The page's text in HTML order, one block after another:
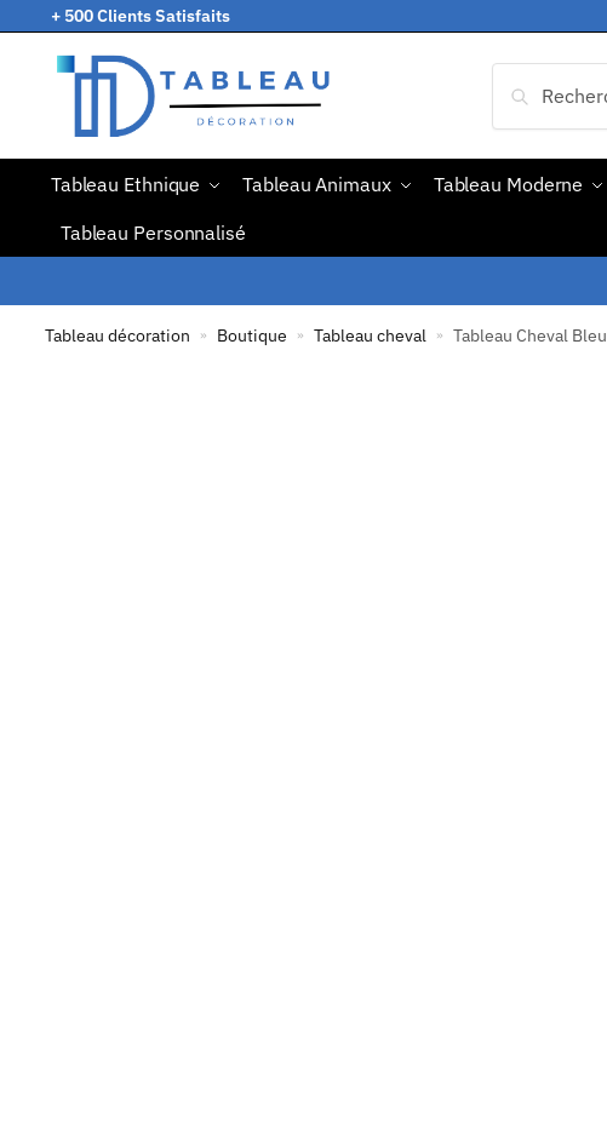
+ 500 Clients Satisfaits
Tableau Ethnique Tableau Animaux Tableau Moderne
Tableau Personnalisé
Tableau décoration » Boutique » Tableau cheval » Tableau Cheval Bleu